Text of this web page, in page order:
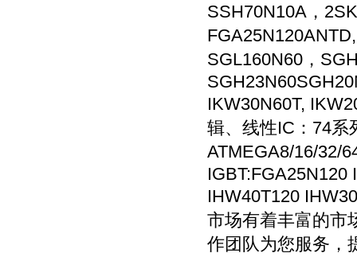
SSH70N10A，
SGL160N60，
IKW30N60T,
辑、线性IC：74系
ATMEGA8/16/32/
IGBT:FGA25N120
IHW40T120
市场有着丰富的市
作团队为您服务，